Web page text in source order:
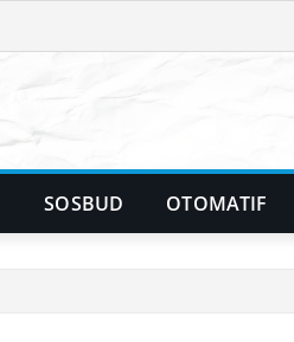
SOSBUD OTOMATIF